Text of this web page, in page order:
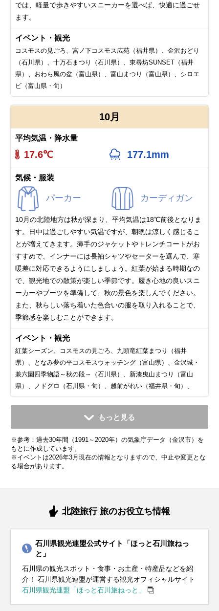
では、軽量で歩きやすいスニーカーを選べば、快適に過ごせ
ます。
イベント・観光
コスモスの見ごろ、宮ノ下コスモス広苑（福井県）、金沢おどり
（石川県）、十万石まつり（石川県）、東尋坊SUNSET（福井
県）、おわら風の盆（富山県）、富山まつり（富山県）、シロエ
ビ（富山県・旬）
10月
平均気温・降水量
17.6℃ 177.1mm
気候・服装
パーカー カーディガン
10月の北陸地方は秋が深まり、平均気温は18℃前後となりま
す。日中は過ごしやすい気温ですが、朝晩は涼しく感じるこ
とが増えてきます。薄手のジャケットやトレンチコートがお
すすめで、インナーには長袖シャツやセーターを選んで、寒
暖差に対応できるようにしましょう。紅葉が始まる時期なの
で、観光地での散策が楽しい季節です。履き心地の良いスニ
ーカーやブーツを準備して、秋の景色を楽しんでください。
また、秋らしい落ち着いた色合いの服を取り入れることで、
季節感を楽しむことができます。
イベント・観光
紅葉シーズン、コスモスの見ごろ、九頭竜紅葉まつり（福井
県）、となみ夢の平コスモスウォッチング（富山県）、金沢城・
兼六園四季物語～秋の段～（石川県）、新湊曳山まつり（富山
県）、ノドグロ（石川県・旬）、越前がれい（福井県・旬）、
11月
平均気温・降水量
11.9℃ 250.8mm
気候・服装
11月の北陸地方は紅葉が見頃を迎え、秋らしい景色が広がる
手のジャケットがぴったりで、インナーにはセーターやター
トルネックを合わせて体をしっかり温めましょう。足元には
ブーツを選んで、寒さから守りながら観光中も快適に過ごせ
ます。観光地では冷えを感じることもあるので、ストールや
手袋を携帯しておくと安心です。秋の北陸地方ならではの美
12月
平均気温・降水量
6.8℃ 301.1mm
気候・服装
12月の北陸地方は冬本番。平均気温は8℃前後で、最低気温
ートテックやフリース素材を取り入れると、寒い日でも快適
に過ごせます。手袋やマフラー、帽子などの防寒小物も忘れ
ずに準備してください。降雪がある場合には、防水性の高い
ブーツと滑りにくいソールを選ぶことが大切です。冬のイル
ミネーションや伝統的な年末行事を楽しむためには、温かさ
1月
平均気温・降水量
4.0℃ 256.0mm
気候・服装
1月の北陸地方は寒さが厳しい季節です。平均気温は約4℃
で、厚手のコートやダウンジャケットが必須。足元には防水
性のある滑りにくいソールのブーツがおすすめです。インナ
ーにはヒートテックやフリース素材を取り入れて、しっかり
重ね着を。手袋、マフラー、帽子などの小物も忘れずに準備
して、寒さに負けず快適に過ごしましょう。
2月
平均気温・降水量
4.2℃ 162.6mm
気候・服装
2月の北陸地方は平均気温は5℃程度ですが、雪が多いので防
ックや厚手のセーターでしっかり保温を。北陸地方は風が強
い日も多いので、風を通しにくい素材のコートを選ぶとさら
に快適です。屋外観光では重ね着で体温調整しやすい服装が
おすすめ。雪道で滑らないアイテムがあれば、街歩きも安心
して楽しめます。
3月
平均気温・降水量
7.3℃ 157.2mm
気候・服装
3月の北陸地方は冬から春への移り変わりを感じる季節。平
おすすめ。インナーには厚手のセーターや長袖シャツを着
て、日中はカーディガンなどで調整できると便利です。ま
た、雨が降る日が多いので、防水性のある靴や折りたたみ傘
を持っておくと安心。春の訪れを楽しめる庭園や街歩きに
は、動きやすい服装で出かけましょう。
4月
平均気温・降水量
12.6℃ 143.9mm
気候・服装
4月の北陸地方は春本番！桜が咲き誇り、暖かい日が増える
長袖シャツを合わせて、朝晩の寒さ対策にカーディガンを持
ち歩くと安心です。観光でたくさん歩くことを考えて、履き
心地の良いスニーカーがおすすめ。雨が降る日もあるので、
防水性のある靴や傘を準備しておくと快適に過ごせます。
イベント・観光
5月
平均気温・降水量
17.7℃ 138.0mm
気候・服装
5月の北陸地方は春から初夏への移り変わりを感じる季節で
く、朝晩の涼しさには軽く羽織れるアイテムが便利です。半
袖シャツや薄手のパンツを取り入れた軽やかなコーデで、観
光も快適に楽しめます。晴れた日が多いですが、急な雨に備
えて折りたたみ傘を持っておくと安心です。観光でたくさん
歩く場合は、クッション性のあるスニーカーを履いて足元も
6月
平均気温・降水量
21.6℃ 170.3mm
気候・服装
6月の北陸地方は梅雨入りし、雨の日が多くなります。平均
パンツを基本に、必要に応じて軽めのジャケットを羽織ると
便利です。雨対策として、防水性のあるジャケットやレイン
コートを持参すると安心。靴は防水加工されたスニーカーや
レインシューズを選ぶと、雨の日でも快適に観光を楽しめま
す。さらに、屋外観光の際は荷物が濡れないように防水バッ
7月
平均気温・降水量
25.8℃ 233.4mm
気候・服装
7月の北陸地方は夏本番！平均気温は25℃〜30℃とかなり暑
として、帽子やサングラス、日焼け止めをしっかり使いまし
ょう。ただし、冷房が効いた屋内や公共交通機関では寒く感
じることがあるので、薄手のカーディガンやストールを持ち
歩くと便利です。足元には通気性の良いサンダルや軽量スニ
ーカーを選んで、長時間の散策でも快適に過ごせます。夜は
もっと見る
※参考：過去30年間（1991～2020年）の気象庁データ（金沢市）を
もとに作成しています。
※イベントは2026年3月現在の情報となりますので、中止や変更とな
る場合があります。
北陸旅行 旅のお役立ち情報
石川県観光連盟公式サイト「ほっと石川旅ねっ
と」
石川県の観光スポット・食事・お土産・特産品などを紹
介！ 石川県観光連盟が運営する観光オフィシャルサイト
石川県観光連盟「ほっと石川旅ねっと」